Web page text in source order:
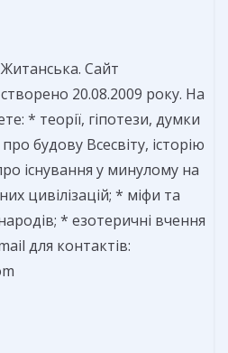
Сайт
20.08.2009 року. На
* теорії, гіпотези, думки
будову Всесвіту, історію
існування у минулому на
цивілізацій; * міфи та
* езотеричні вчення
для контактів: